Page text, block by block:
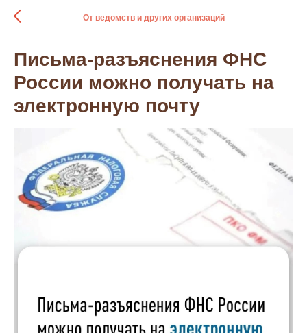
От ведомств и других организаций
Письма-разъяснения ФНС
России можно получать на
электронную почту